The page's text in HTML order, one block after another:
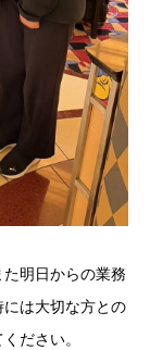
明日からの業務
は大切な方との
ださい。